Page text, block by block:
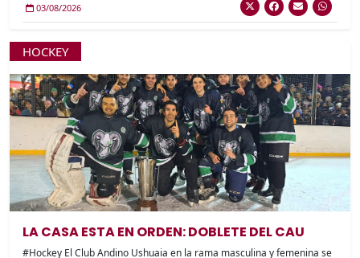
03/08/2026
HOCKEY
LA CASA ESTA EN ORDEN: DOBLETE DEL CAU
#Hockey El Club Andino Ushuaia en la rama masculina y femenina se